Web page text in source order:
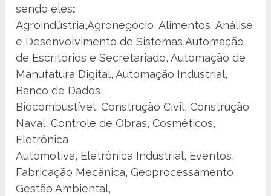
sendo eles:
Agroindústria,Agronegócio, Alimentos, Análise
e Desenvolvimento de Sistemas,Automação
de Escritórios e Secretariado, Automação de
Manufatura Digital, Automação Industrial,
Banco de Dados,
Biocombustível, Construção Civil, Construção
Naval, Controle de Obras, Cosméticos,
Eletrônica
Automotiva, Eletrônica Industrial, Eventos,
Fabricação Mecânica, Geoprocessamento,
Gestão Ambiental,